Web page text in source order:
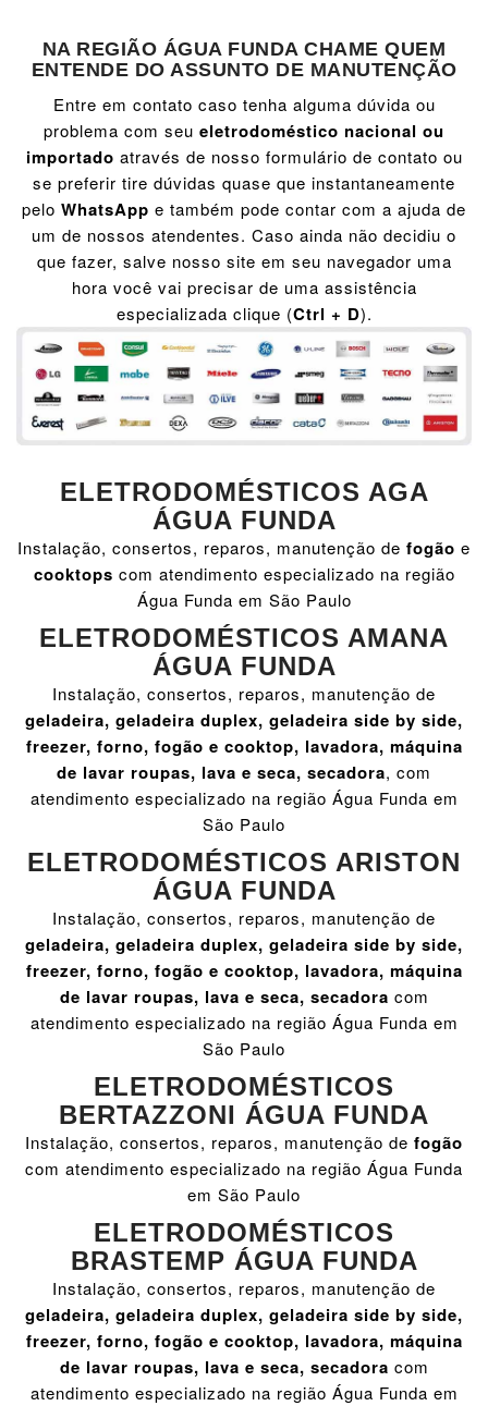
NA REGIÃO ÁGUA FUNDA CHAME QUEM
ENTENDE DO ASSUNTO DE MANUTENÇÃO
Entre em contato caso tenha alguma dúvida ou
problema com seu eletrodoméstico nacional ou
importado através de nosso formulário de contato ou
se preferir tire dúvidas quase que instantaneamente
pelo WhatsApp e também pode contar com a ajuda de
um de nossos atendentes. Caso ainda não decidiu o
que fazer, salve nosso site em seu navegador uma
hora você vai precisar de uma assistência
especializada clique (Ctrl + D).
ELETRODOMÉSTICOS AGA
ÁGUA FUNDA
Instalação, consertos, reparos, manutenção de fogão e
cooktops com atendimento especializado na região
Água Funda em São Paulo
ELETRODOMÉSTICOS AMANA
ÁGUA FUNDA
Instalação, consertos, reparos, manutenção de
geladeira, geladeira duplex, geladeira side by side,
freezer, forno, fogão e cooktop, lavadora, máquina
de lavar roupas, lava e seca, secadora, com
atendimento especializado na região Água Funda em
São Paulo
ELETRODOMÉSTICOS ARISTON
ÁGUA FUNDA
Instalação, consertos, reparos, manutenção de
geladeira, geladeira duplex, geladeira side by side,
freezer, forno, fogão e cooktop, lavadora, máquina
de lavar roupas, lava e seca, secadora com
atendimento especializado na região Água Funda em
São Paulo
ELETRODOMÉSTICOS
BERTAZZONI ÁGUA FUNDA
Instalação, consertos, reparos, manutenção de fogão
com atendimento especializado na região Água Funda
em São Paulo
ELETRODOMÉSTICOS
BRASTEMP ÁGUA FUNDA
Instalação, consertos, reparos, manutenção de
geladeira, geladeira duplex, geladeira side by side,
freezer, forno, fogão e cooktop, lavadora, máquina
de lavar roupas, lava e seca, secadora com
atendimento especializado na região Água Funda em